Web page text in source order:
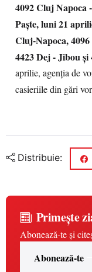
4092 Cluj Napoca
Paşte, luni 21
Cluj-Napoca,
4423 Dej - Jibou
aprilie, agenţia de
casieriile din gări
Distribuie:
Primește
Abonează-te și
Abonează-te